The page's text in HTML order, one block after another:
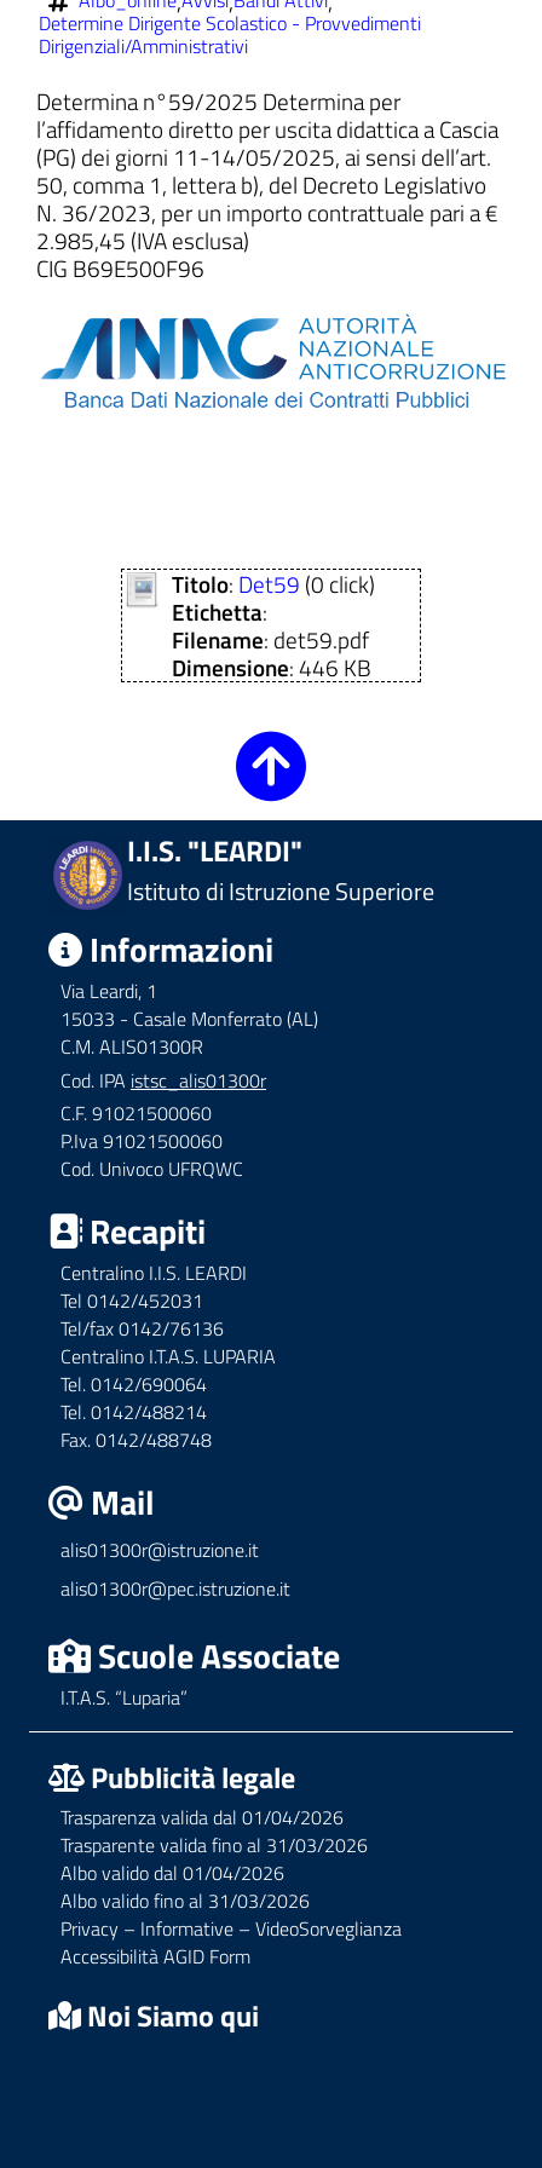
del sito
Determine Dirigente Scolastico - Provvedimenti
Dirigenziali/Amministrativi
Determina n°59/2025 Determina per
l’affidamento diretto per uscita didattica a Cascia
(PG) dei giorni 11-14/05/2025, ai sensi dell’art.
50, comma 1, lettera b), del Decreto Legislativo
N. 36/2023, per un importo contrattuale pari a €
2.985,45 (IVA esclusa)
CIG B69E500F96
Titolo: Det59 (0 click)
Etichetta:
Filename: det59.pdf
Dimensione: 446 KB
I.I.S. "LEARDI"
Istituto di Istruzione Superiore
Informazioni
Via Leardi, 1
15033 - Casale Monferrato (AL)
C.M. ALIS01300R
Cod. IPA istsc_alis01300r
C.F. 91021500060
P.Iva 91021500060
Cod. Univoco UFRQWC
Recapiti
Centralino I.I.S. LEARDI
Tel 0142/452031
Tel/fax 0142/76136
Centralino I.T.A.S. LUPARIA
Tel. 0142/690064
Tel. 0142/488214
Fax. 0142/488748
Mail
alis01300r@istruzione.it
alis01300r@pec.istruzione.it
Scuole Associate
I.T.A.S. “Luparia”
Pubblicità legale
Trasparenza valida dal 01/04/2026
Trasparente valida fino al 31/03/2026
Albo valido dal 01/04/2026
Albo valido fino al 31/03/2026
Privacy – Informative – VideoSorveglianza
Accessibilità AGID Form
Noi Siamo qui